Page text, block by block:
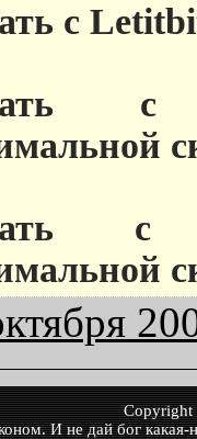
с
с
с
И не дай бог какая-